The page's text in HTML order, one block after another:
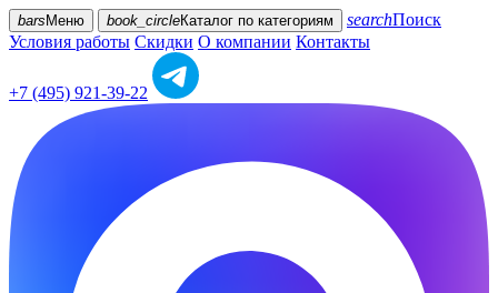
bars Меню book_circleКаталог по категориям searchПоиск
Условия работы Скидки О компании Контакты
+7 (495) 921-39-22